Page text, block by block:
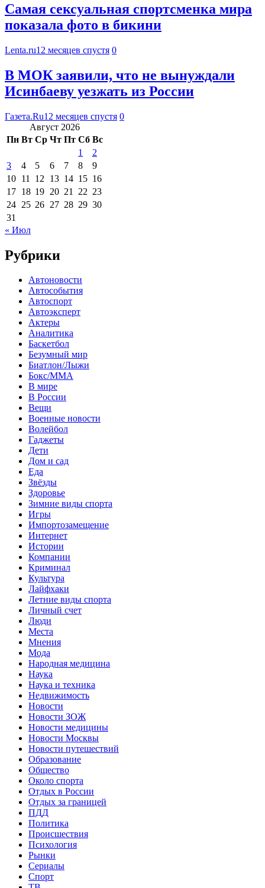
Самая сексуальная спортсменка мира
показала фото в бикини
Lenta.ru12 месяцев спустя 0
В МОК заявили, что не вынуждали
Исинбаеву уезжать из России
Газета.Ru12 месяцев спустя 0
Август 2026
Пн Вт Ср Чт Пт Сб Вс
1
2
3
4 5 6 7 8
9
10 11 12 13 14 15 16
17 18 19 20 21 22 23
24 25 26 27 28 29 30
31
« Июл
Рубрики
Автоновости
Автособытия
Автоспорт
Автоэксперт
Актеры
Аналитика
Баскетбол
Безумный мир
Биатлон/Лыжи
Бокс/MMA
В мире
В России
Вещи
Военные новости
Волейбол
Гаджеты
Дети
Дом и сад
Еда
Звёзды
Здоровье
Зимние виды спорта
Игры
Импортозамещение
Интернет
Истории
Компании
Криминал
Культура
Лайфхаки
Летние виды спорта
Личный счет
Люди
Места
Мнения
Мода
Народная медицина
Наука
Наука и техника
Недвижимость
Новости
Новости ЗОЖ
Новости медицины
Новости Москвы
Новости путешествий
Образование
Общество
Около спорта
Отдых в России
Отдых за границей
ПДД
Политика
Происшествия
Психология
Рынки
Сериалы
Спорт